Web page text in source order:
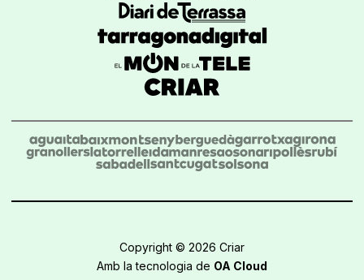
Copyright © 2026 Criar
Amb la tecnologia de OA Cloud